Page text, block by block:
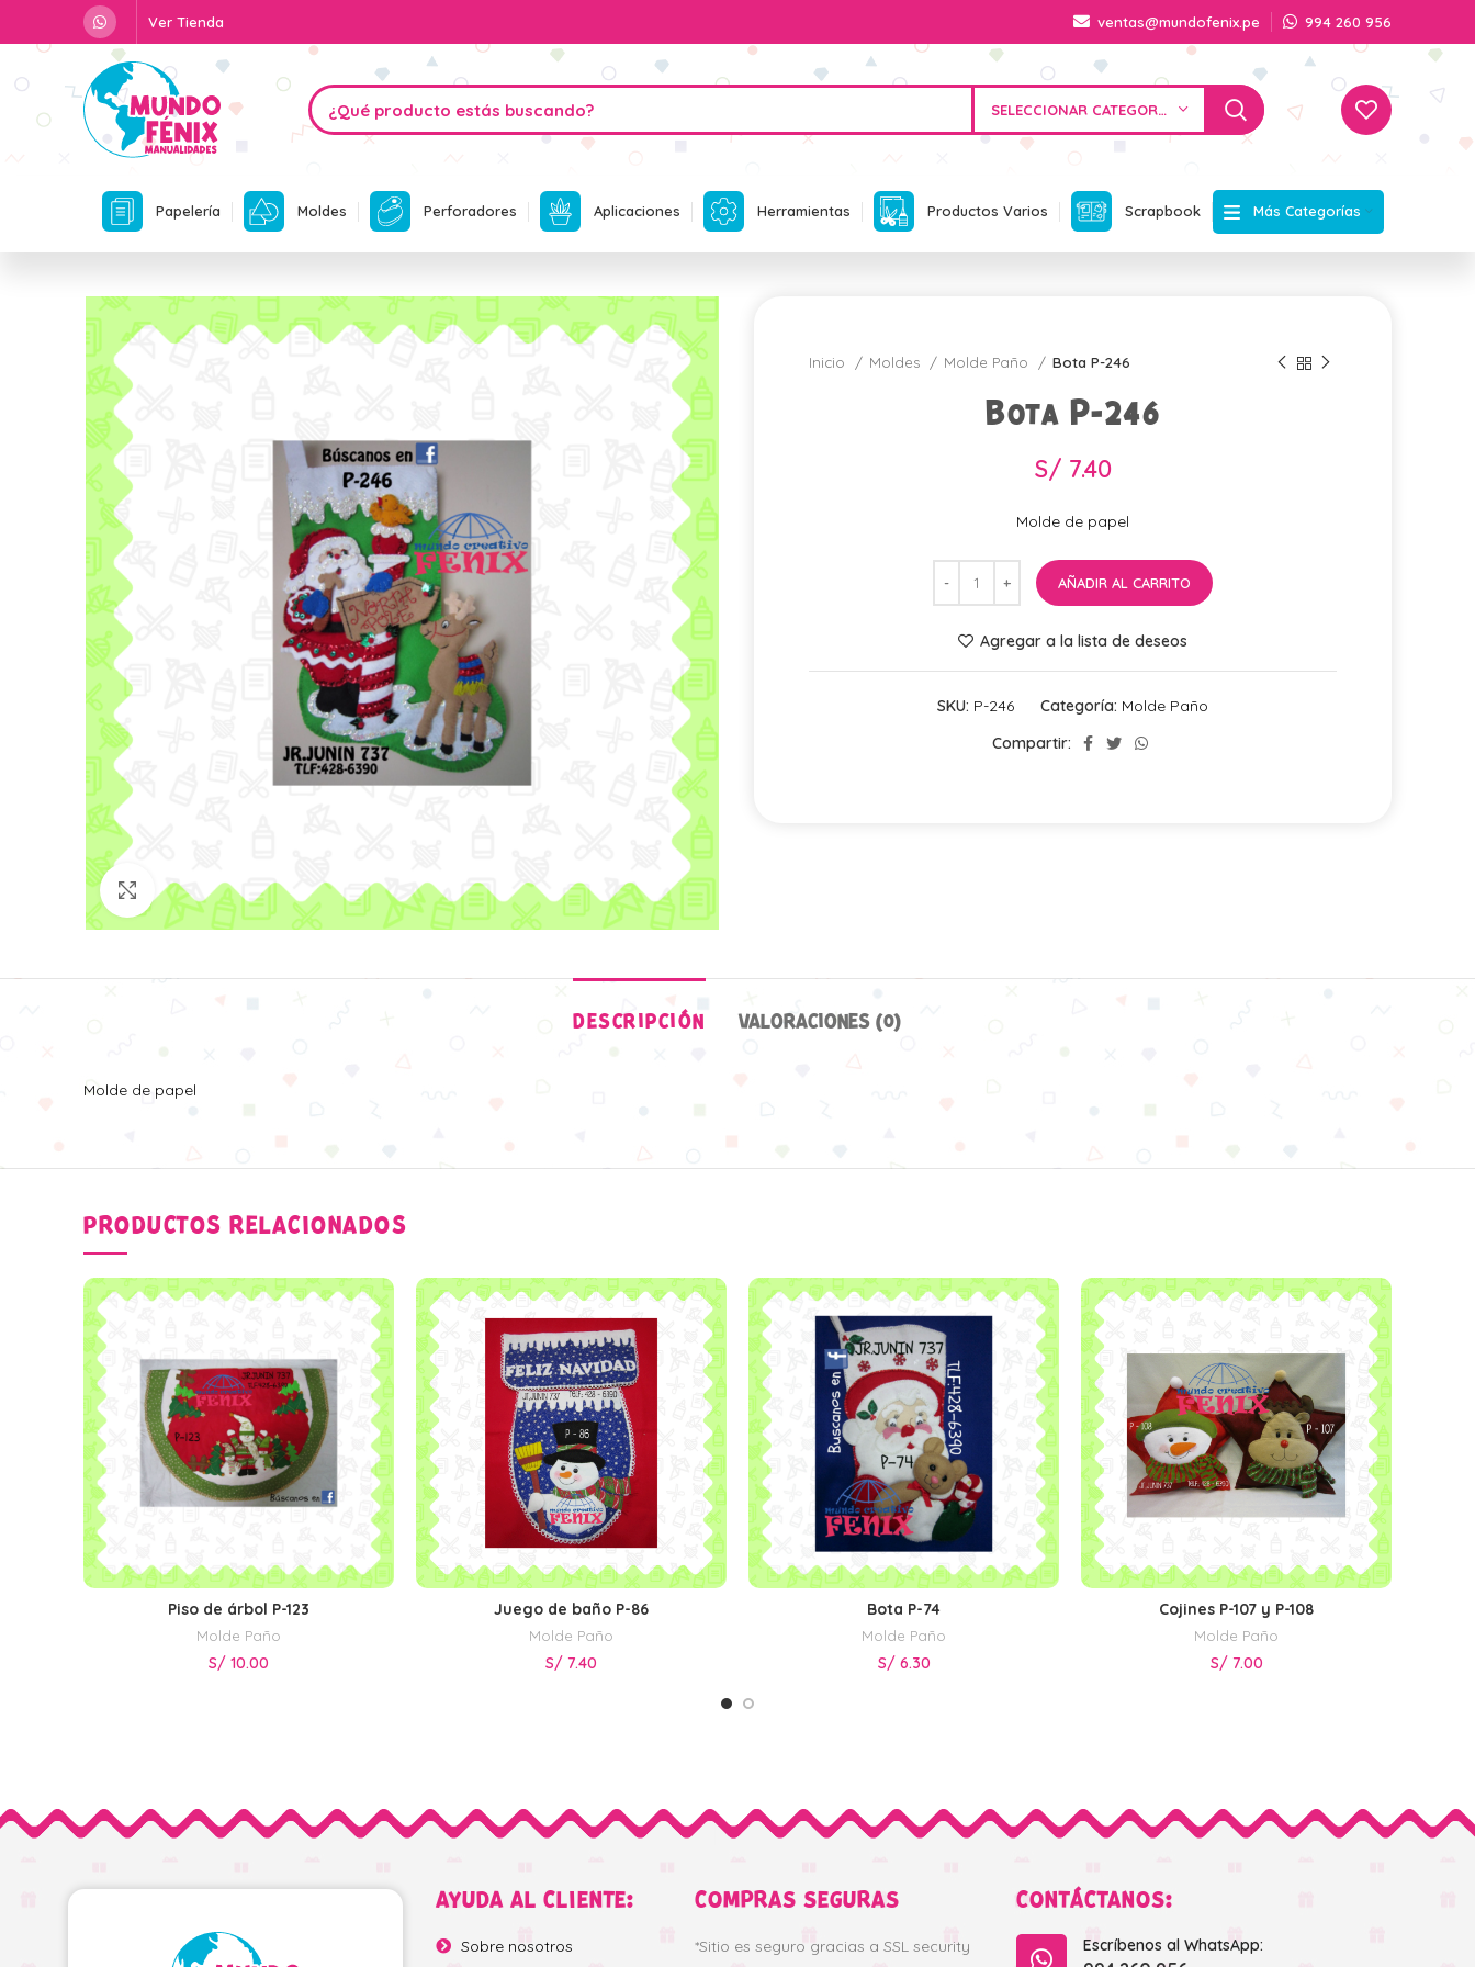
Ver Tienda ventas@mundofenix.pe 994 260 956
SELECCIONAR CATEGORÍA
Papelería Moldes Perforadores Aplicaciones Herramientas Productos Varios Scrapbook Más Categorías
Click para agrandar
Inicio Moldes Molde Paño Bota P-246
Bota P-246
S/ 7.40
Molde de papel
AÑADIR AL CARRITO
Agregar a la lista de deseos
SKU: P-246 Categoría: Molde Paño
Compartir:
DESCRIPCIÓN VALORACIONES (0)
Molde de papel
PRODUCTOS RELACIONADOS
AÑADIR AL CARRITO
Piso de árbol P-123
Molde Paño
S/ 10.00
AÑADIR AL CARRITO
Juego de baño P-86
Molde Paño
S/ 7.40
AÑADIR AL CARRITO
Bota P-74
Molde Paño
S/6.30
AÑADIR AL CARRITO
Cojines P-107 y P-108
Molde Paño
S/7.00
AYUDA AL CLIENTE:
Sobre nosotros
COMPRAS SEGURAS
*Sitio es seguro gracias a SSL security
CONTÁCTANOS:
Escríbenos al WhatsApp: